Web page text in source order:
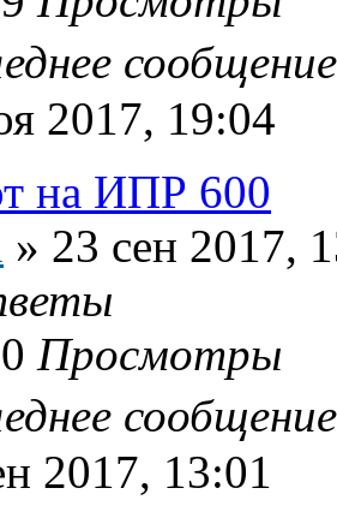
2017, 19:04
на ИПР 600
» 23 сен 2017,
Просмотры
2017, 13:01